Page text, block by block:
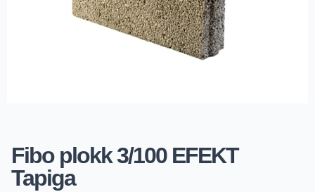
Fibo plokk 3/100 EFEKT
Tapiga